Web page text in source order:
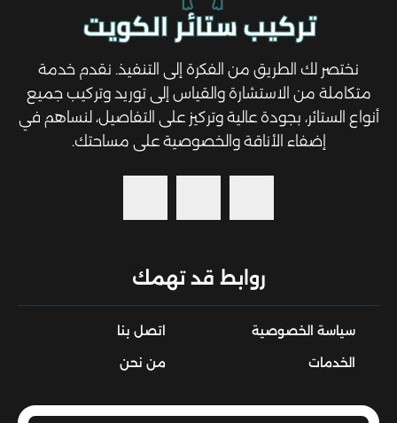
نختصر لك الطريق من الفكرة إلى التنفيذ. نقدم خدمة
متكاملة من الاستشارة والقياس إلى توريد وتركيب جميع
أنواع الستائر، بجودة عالية وتركيز على التفاصيل، لنساهم في
إضفاء الأناقة والخصوصية على مساحتك.
روابط قد تهمك
سياسة الخصوصية
اتصل بنا
الخدمات
من نحن